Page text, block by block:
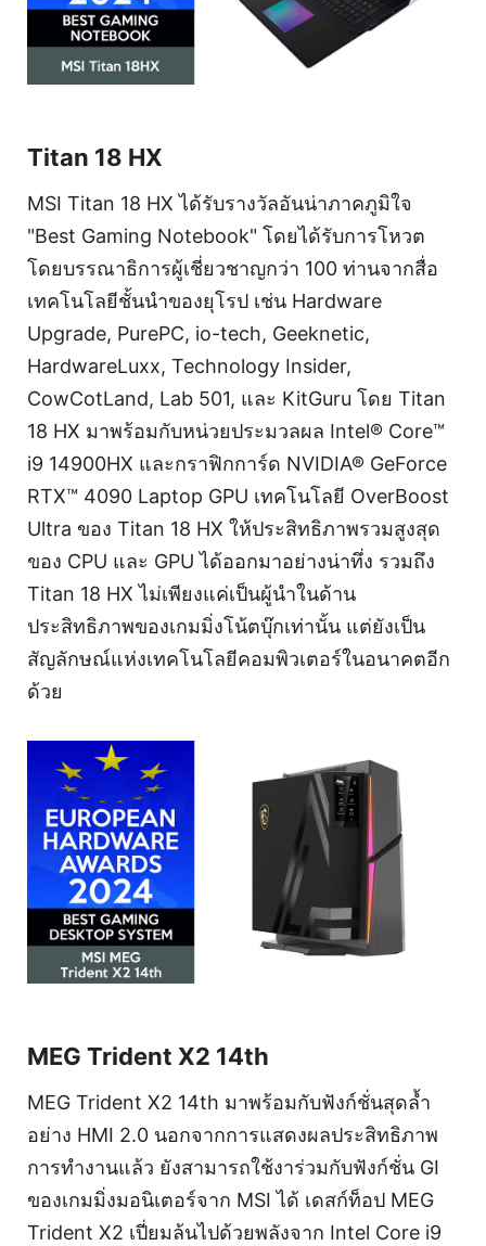
Titan 18 HX
MSI Titan 18 HX ได้รับรางวัลอันน่าภาคภูมิใจ
"Best Gaming Notebook" โดยได้รับการโหวต
โดยบรรณาธิการผู้เชี่ยวชาญกว่า 100 ท่านจากสื่อ
เทคโนโลยีชั้นนำของยุโรป เช่น Hardware
Upgrade, PurePC, io-tech, Geeknetic,
HardwareLuxx, Technology Insider,
CowCotLand, Lab 501, และ KitGuru โดย Titan
18 HX มาพร้อมกับหน่วยประมวลผล Intel® Core™
i9 14900HX และกราฟิกการ์ด NVIDIA® GeForce
RTX™ 4090 Laptop GPU เทคโนโลยี OverBoost
Ultra ของ Titan 18 HX ให้ประสิทธิภาพรวมสูงสุด
ของ CPU และ GPU ได้ออกมาอย่างน่าทึ่ง รวมถึง
Titan 18 HX ไม่เพียงแค่เป็นผู้นำในด้าน
ประสิทธิภาพของเกมมิ่งโน้ตบุ๊กเท่านั้น แต่ยังเป็น
สัญลักษณ์แห่งเทคโนโลยีคอมพิวเตอร์ในอนาคตอีก
ด้วย
MEG Trident X2 14th
MEG Trident X2 14th มาพร้อมกับฟังก์ชั่นสุดล้ำ
อย่าง HMI 2.0 นอกจากการแสดงผลประสิทธิภาพ
การทำงานแล้ว ยังสามารถใช้งาร่วมกับฟังก์ชั่น GI
ของเกมมิ่งมอนิเตอร์จาก MSI ได้ เดสก์ท็อป MEG
Trident X2 เปี่ยมล้นไปด้วยพลังจาก Intel Core i9